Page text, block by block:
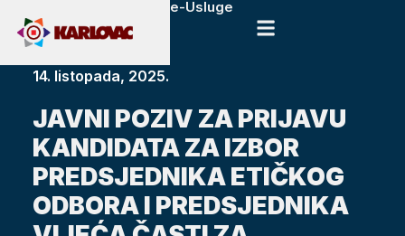
e-Usluge
14. listopada, 2025.
JAVNI POZIV ZA PRIJAVU
KANDIDATA ZA IZBOR
PREDSJEDNIKA ETIČKOG
ODBORA I PREDSJEDNIKA